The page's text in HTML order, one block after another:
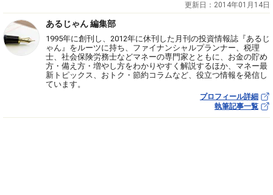
更新日： 2014年01月14日
あるじゃん 編集部
1995年に創刊し、2012年に休刊した月刊の投資情報誌『あるじ
ゃん』をルーツに持ち、ファイナンシャルプランナー、税理
士、社会保険労務士などマネーの専門家とともに、お金の貯め
方・備え方・増やし方をわかりやすく解説するほか、マネー最
新トピックス、おトク・節約コラムなど、役立つ情報を発信し
ています。
プロフィール詳細
執筆記事一覧